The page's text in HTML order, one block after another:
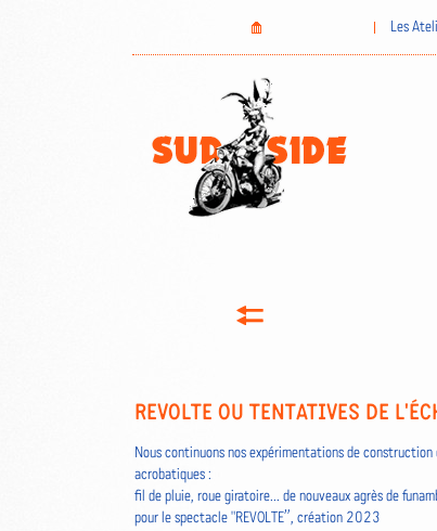
Home
Les
REVOLTE OU TENTATIVES DE
Nous continuons nos expérimentations de construction
acrobatiques :
fil de pluie, roue giratoire... de nouveaux agrès de
pour le spectacle "REVOLTE”, création 2023